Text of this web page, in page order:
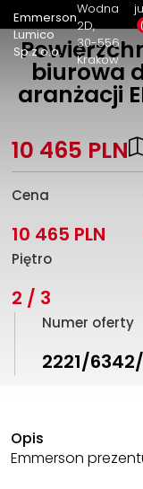
Emmerson
Lumico
Sp.z o.o.
Wodna
2D
30-556
Kraków
biurowa
aranżacji
10 465 PLN
Cena
10 465 PLN
Piętro
2 / 3
Numer oferty
2221/
Opis
Emmerson